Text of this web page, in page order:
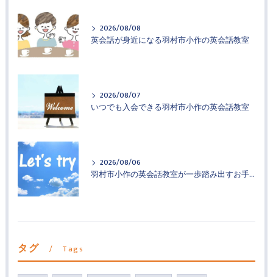
2026/08/08
英会話が身近になる羽村市小作の英会話教室
2026/08/07
いつでも入会できる羽村市小作の英会話教室
2026/08/06
羽村市小作の英会話教室が一歩踏み出すお手伝い
タグ Tags